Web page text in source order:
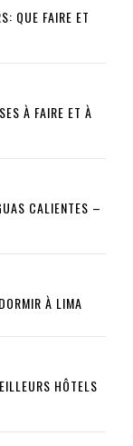
QUE FAIRE ET
À FAIRE ET À
CALIENTES –
À LIMA
HÔTELS